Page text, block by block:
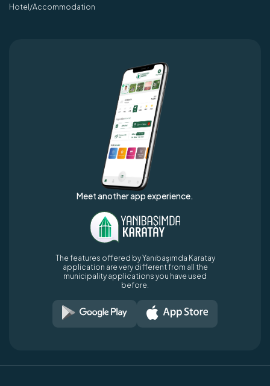
Hotel/Accommodation
Meet another app experience.
The features offered by Yanıbaşımda Karatay
application are very different from all the
municipality applications you have used
before.